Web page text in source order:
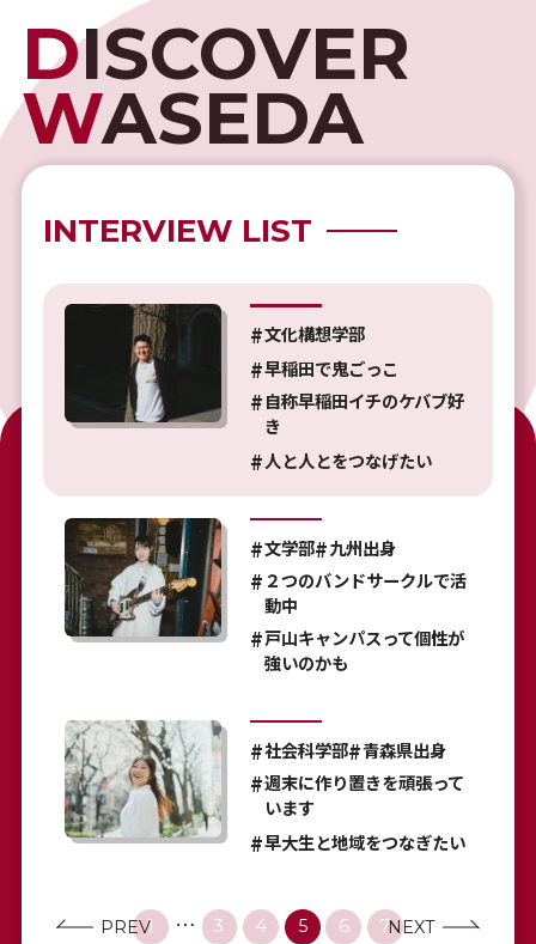
DISCOVER
WASEDA
INTERVIEW LIST
文化構想学部
早稲田で鬼ごっこ
自称早稲田イチのケバブ好
き
人と人とをつなげたい
文学部
九州出身
２つのバンドサークルで活
動中
戸山キャンパスって個性が
強いのかも
社会科学部 青森県出身
週末に作り置きを頑張って
います
早大生と地域をつなぎたい
PREV1 … 3 4 5 6 7NEXT